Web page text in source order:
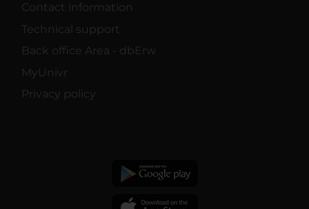
Contact information
Technical support
Back office Area - dbErw
MyUnivr
Privacy policy